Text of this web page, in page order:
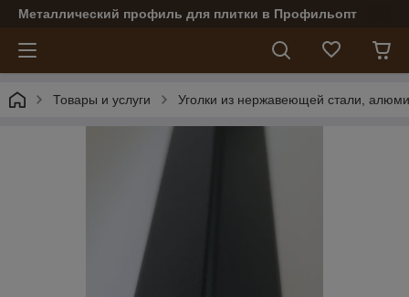
Металлический профиль для плитки в Профильопт
Товары и услуги Уголки из нержавеющей стали,